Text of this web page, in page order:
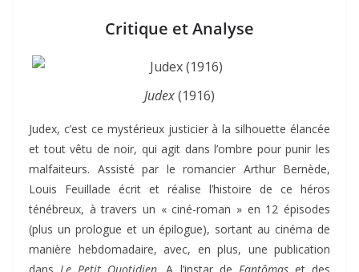
Critique et Analyse
Judex(1916)
Judex, c’est ce mystérieux justicier à la silhouette élancée
et tout vêtu de noir, qui agit dans l’ombre pour punir les
malfaiteurs. Assisté par le romancier Arthur Bernède,
Louis Feuillade écrit et réalise l’histoire de ce héros
ténébreux, à travers un « ciné-roman » en 12 épisodes
(plus un prologue et un épilogue), sortant au cinéma de
manière hebdomadaire, avec, en plus, une publication